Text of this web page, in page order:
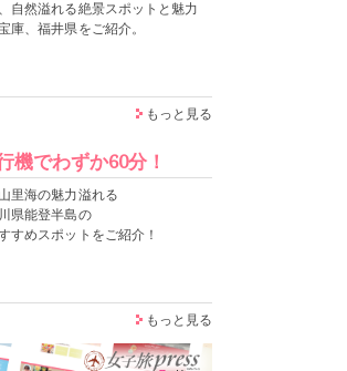
自然溢れる絶景スポットと魅力
庫、福井県をご紹介。
もっと見る
機でわずか60分！
里海の魅力溢れる
県能登半島の
すめスポットをご紹介！
もっと見る